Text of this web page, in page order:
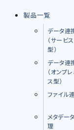
製品一覧
データ連
（サービス
型）
データ連
（オンプレ
ス型）
ファイル
メタデー
理